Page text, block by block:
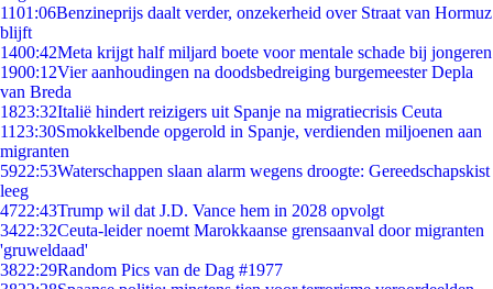
1101:06Benzineprijs daalt verder, onzekerheid over Straat van Hormuz
blijft
1400:42Meta krijgt half miljard boete voor mentale schade bij jongeren
1900:12Vier aanhoudingen na doodsbedreiging burgemeester Depla
van Breda
1823:32Italië hindert reizigers uit Spanje na migratiecrisis Ceuta
11 23:30Smokkelbende opgerold in Spanje, verdienden miljoenen aan
migranten
5922:53Waterschappen slaan alarm wegens droogte: Gereedschapskist
leeg
4722:43Trump wil dat J.D. Vance hem in 2028 opvolgt
3422:32Ceuta-leider noemt Marokkaanse grensaanval door migranten
'gruweldaad'
3822:29Random Pics van de Dag #1977